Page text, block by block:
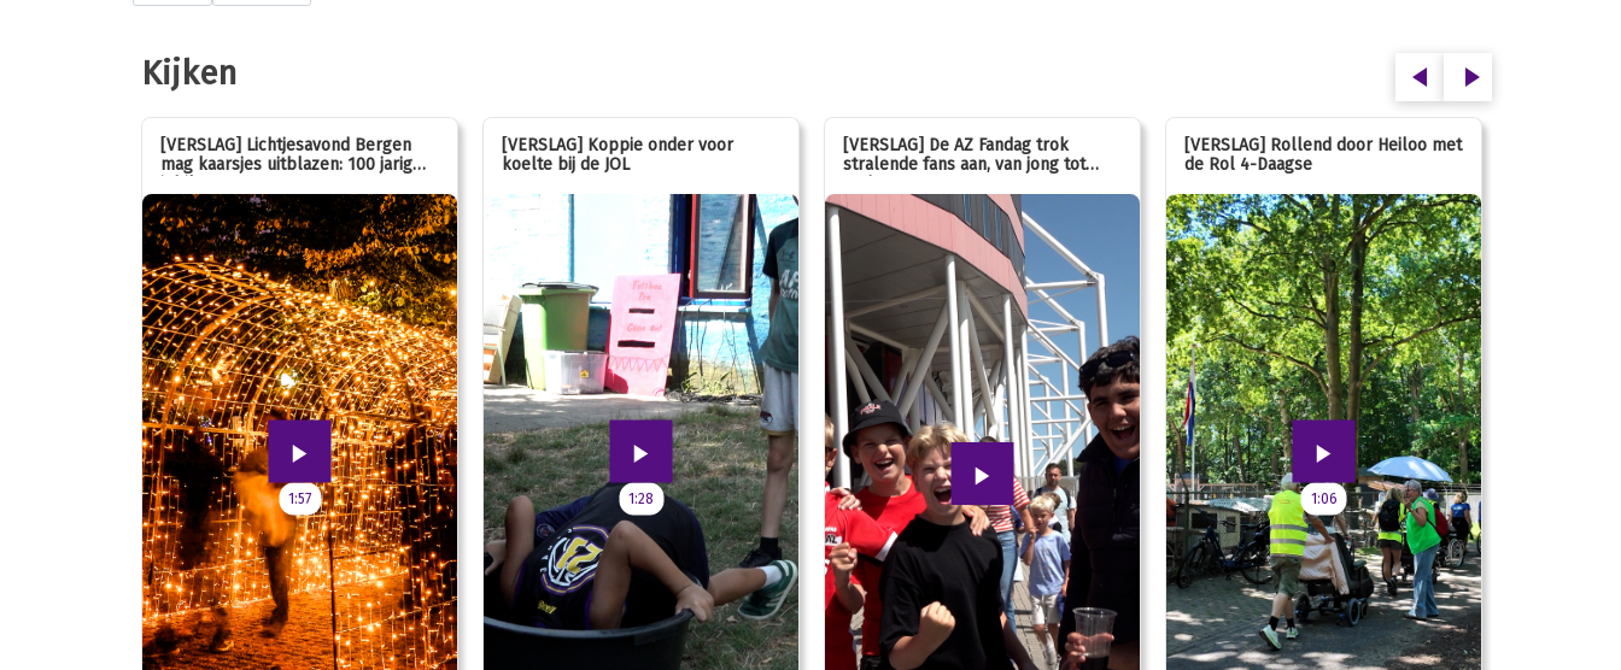
Kijken
[VERSLAG] Lichtjesavond Bergen
mag kaarsjes uitblazen: 100 jarig
1:57
[VERSLAG] Koppie onder voor
koelte bij de JOL
1:28
[VERSLAG] De AZ Fandag trok
stralende fans aan, van jong tot
[VERSLAG] Rollend door Heiloo met
de Rol 4-Daagse
1:06